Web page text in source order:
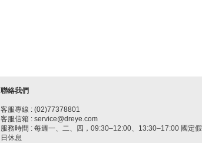
聯絡我們
客服專線 : (02)77378801
客服信箱 : service@dreye.com
服務時間 : 每週一、二、四，09:30–12:00、13:30–17:00 國定假
日休息